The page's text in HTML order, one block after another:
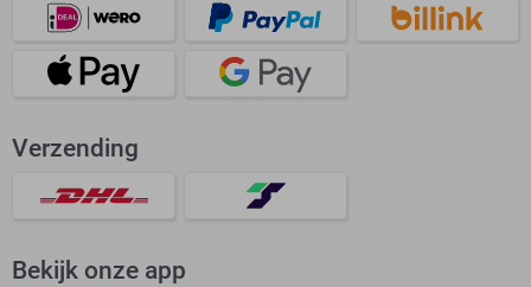
Verzending
Bekijk onze app